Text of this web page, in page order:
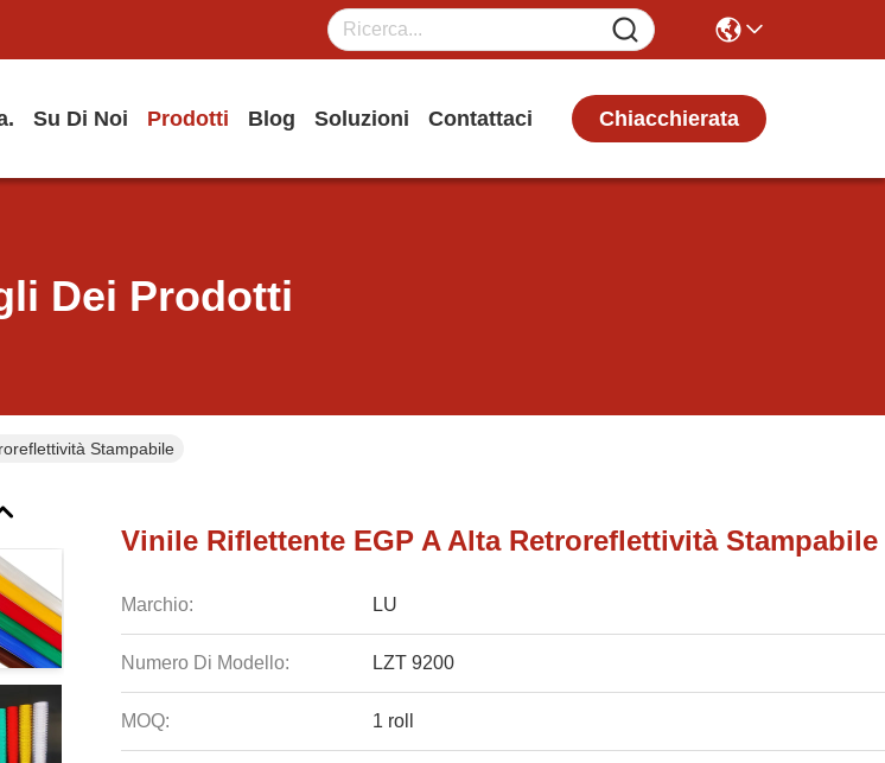
Su Di Noi Prodotti Blog Soluzioni Contattaci Chiacchierata
Dei Prodotti
Stampabile
Vinile Riflettente EGP A Alta Retroreflettività Stampabile
Marchio: LU
Numero Di Modello: LZT 9200
MOQ: 1 roll